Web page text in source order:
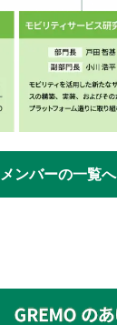
メンバーの一覧へ